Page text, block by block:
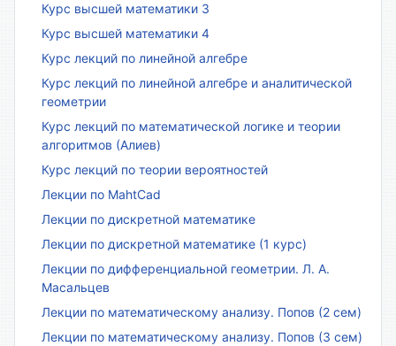
Курс высшей математики 3
Курс высшей математики 4
Курс лекций по линейной алгебре
Курс лекций по линейной алгебре и аналитической
геометрии
Курс лекций по математической логике и теории
алгоритмов (Алиев)
Курс лекций по теории вероятностей
Лекции по MahtCad
Лекции по дискретной математике
Лекции по дискретной математике (1 курс)
Лекции по дифференциальной геометрии. Л. А.
Масальцев
Лекции по математическому анализу. Попов (2 сем)
Лекции по математическому анализу. Попов (3 сем)